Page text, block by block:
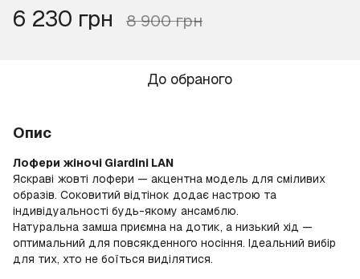
6 230 грн 8 900 грн
До обраного
Опис
Лофери жіночі Giardini LAN
Яскраві жовті лофери — акцентна модель для сміливих
образів. Соковитий відтінок додає настрою та
індивідуальності будь-якому ансамблю.
Натуральна замша приємна на дотик, а низький хід —
оптимальний для повсякденного носіння. Ідеальний вибір
для тих, хто не боїться виділятися.